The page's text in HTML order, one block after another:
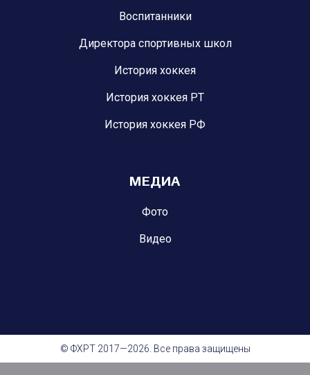
Воспитанники
Директора спортивных школ
История хоккея
История хоккея РТ
История хоккея РФ
МЕДИА
Фото
Видео
© ФХРТ 2017—2026. Все права защищены